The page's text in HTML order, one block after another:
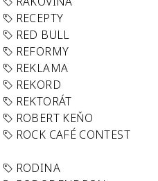
RECEPTY
RED BULL
REFORMY
REKLAMA
REKORD
REKTORÁT
ROBERT KEŇO
ROCK CAFÉ CONTEST
RODINA